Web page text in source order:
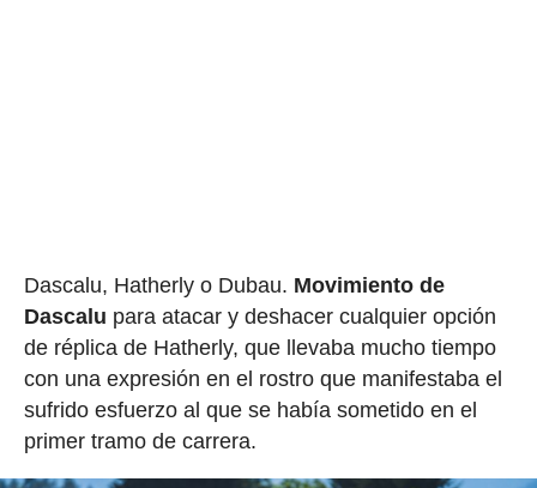
Dascalu, Hatherly o Dubau. Movimiento de
Dascalu para atacar y deshacer cualquier opción
de réplica de Hatherly, que llevaba mucho tiempo
con una expresión en el rostro que manifestaba el
sufrido esfuerzo al que se había sometido en el
primer tramo de carrera.